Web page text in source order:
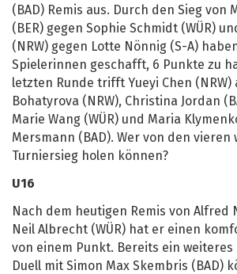
(BAD) Remis aus. Durch den Sieg von
(BER) gegen Sophie Schmidt (WÜR)
(NRW) gegen Lotte Nönnig (S-A)
Spielerinnen geschafft, 6 Punkte zu
letzten Runde trifft Yueyi Chen (NRW)
Bohatyrova (NRW), Christina Jordan
Marie Wang (WÜR) und Maria
Mersmann (BAD). Wer von den vieren
Turniersieg holen können?
U16
Nach dem heutigen Remis von Alfred
Neil Albrecht (WÜR) hat er einen
von einem Punkt. Bereits ein weiteres
Duell mit Simon Max Skembris (BAD)